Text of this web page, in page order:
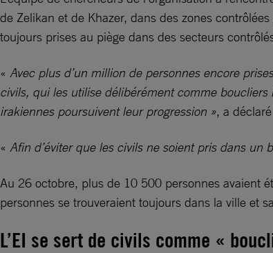
de Zelikan et de Khazer, dans des zones
toujours prises au piège dans des secteurs
« Avec plus d’un million de personnes encore
civils, qui les utilise délibérément comme
irakiennes poursuivent leur progression », a
« Afin d’éviter que les civils ne soient pris dans
Au 26 octobre, plus de 10 500 personnes avaient
personnes se trouveraient toujours dans la ville et
L’EI se sert de civils comme «